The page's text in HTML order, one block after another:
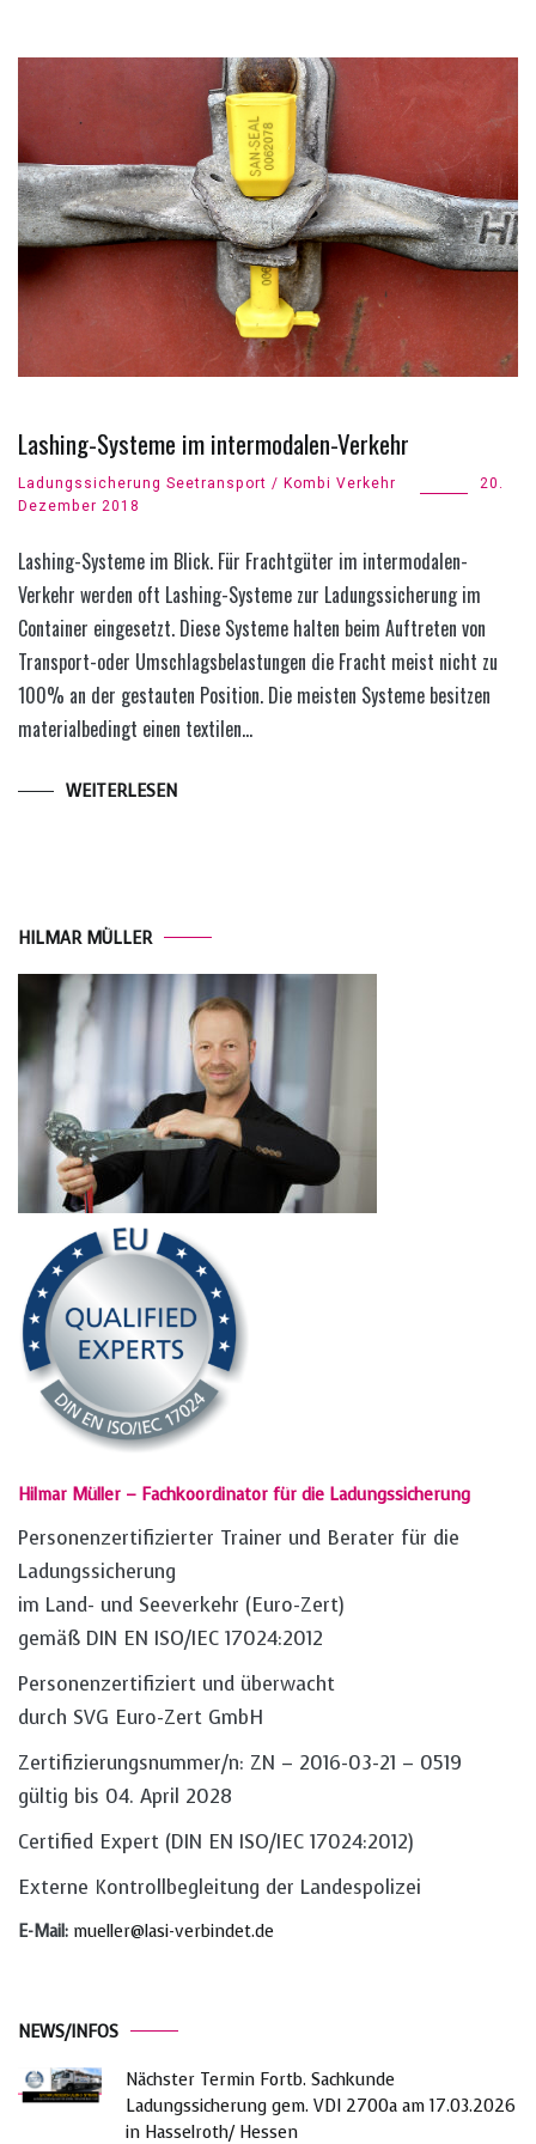
Lashing-Systeme im intermodalen-Verkehr
Ladungssicherung Seetransport / Kombi Verkehr
20.
Dezember 2018
Lashing-Systeme im Blick. Für Frachtgüter im intermodalen-
Verkehr werden oft Lashing-Systeme zur Ladungssicherung im
Container eingesetzt. Diese Systeme halten beim Auftreten von
Transport-oder Umschlagsbelastungen die Fracht meist nicht zu
100% an der gestauten Position. Die meisten Systeme besitzen
materialbedingt einen textilen…
WEITERLESEN
HILMAR MÜLLER
Hilmar Müller – Fachkoordinator für die Ladungssicherung
Personenzertifizierter Trainer und Berater für die
Ladungssicherung
im Land- und Seeverkehr (Euro-Zert)
gemäß DIN EN ISO/IEC 17024:2012
Personenzertifiziert und überwacht
durch SVG Euro-Zert GmbH
Zertifizierungsnummer/n: ZN – 2016-03-21 – 0519
gültig bis 04. April 2028
Certified Expert (DIN EN ISO/IEC 17024:2012)
Externe Kontrollbegleitung der Landespolizei
E-Mail: mueller@lasi-verbindet.de
NEWS/INFOS
Nächster Termin Fortb. Sachkunde
Ladungssicherung gem. VDI 2700a am 17.03.2026
in Hasselroth/ Hessen